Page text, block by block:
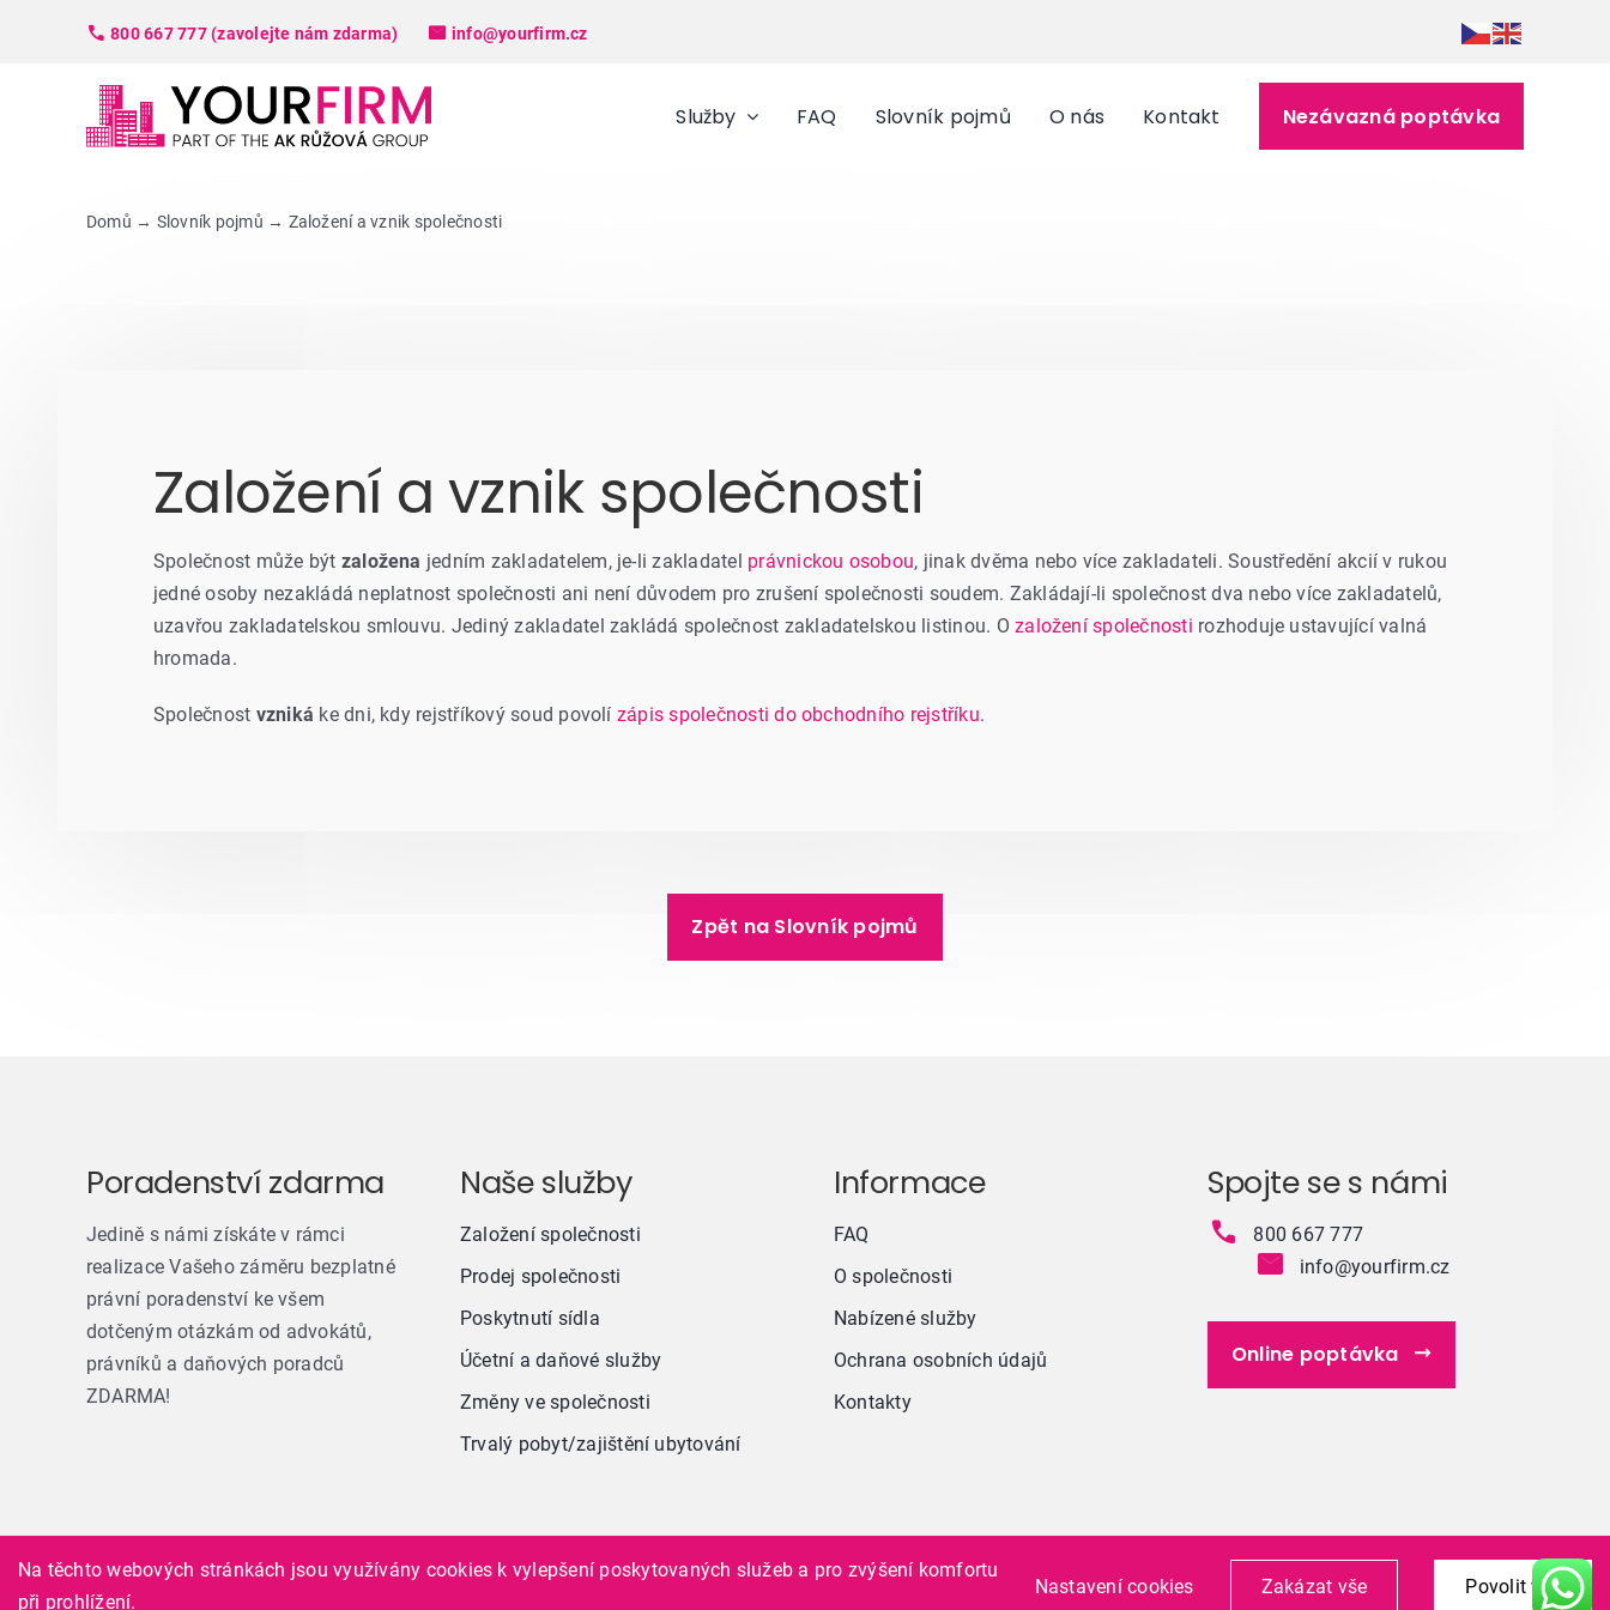
800 667 777 (zavolejte nám zdarma) info@yourfirm.cz
Služby FAQ Slovník pojmů O nás Kontakt Nezávazná poptávka
Domů → Slovník pojmů → Založení a vznik společnosti
Založení a vznik společnosti
Společnost může být založena jedním zakladatelem, je-li zakladatel právnickou osobou, jinak dvěma nebo více zakladateli. Soustředění akcií v rukou
jedné osoby nezakládá neplatnost společnosti ani není důvodem pro zrušení společnosti soudem. Zakládají-li společnost dva nebo více zakladatelů,
uzavřou zakladatelskou smlouvu. Jediný zakladatel zakládá společnost zakladatelskou listinou. Ozaložení společnosti rozhoduje ustavující valná
hromada.
Společnost vzniká ke dni, kdy rejstříkový soud povolí zápis společnosti do obchodního rejstříku.
Zpět na Slovník pojmů
Poradenství zdarma
Jedině s námi získáte v rámci
realizace Vašeho záměru bezplatné
právní poradenství ke všem
dotčeným otázkám od advokátů,
právníků a daňových poradců
ZDARMA!
Naše služby
Založení společnosti
Prodej společnosti
Poskytnutí sídla
Účetní a daňové služby
Změny ve společnosti
Trvalý pobyt/zajištění ubytování
Informace
FAQ
O společnosti
Nabízené služby
Ochrana osobních údajů
Kontakty
Spojte se s námi
800 667 777
info@yourfirm.cz
Online poptávka
Vytvořila digitální agentura 4WORKS Solutions
Na těchto webových stránkách jsou využívány cookies k vylepšení poskytovaných služeb a pro zvýšení komfortu
při prohlížení.
Nastavení cookies Zakázat vše Povolit vše